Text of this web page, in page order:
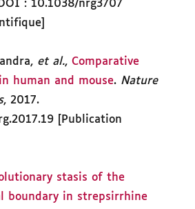
: 10.1038/nrg3707
et al.,Comparative
human and mouse. Nature
, 2017.
[Publication
stasis of the
boundary in strepsirrhine